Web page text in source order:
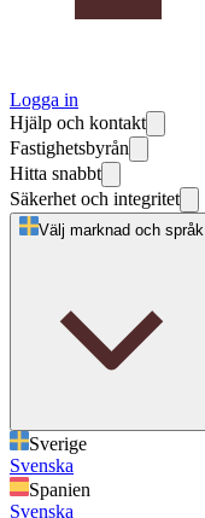
Logga in
Hjälp och kontakt
Fastighetsbyrån
Hitta snabbt
Säkerhet och integritet
Välj marknad och språk
Sverige
Svenska
Spanien
Svenska